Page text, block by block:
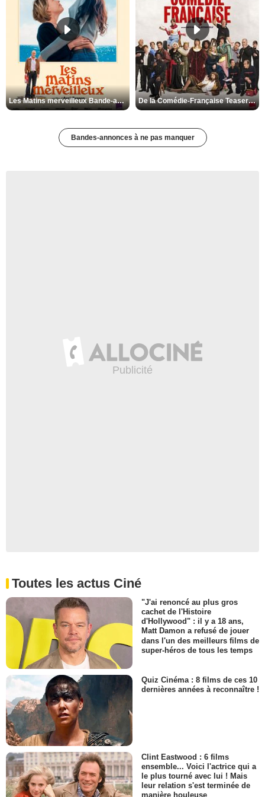
Les Matins merveilleux Bande-annonce VF De la Comédie-Française Teaser VF
Bandes-annonces à ne pas manquer
Toutes les actus Ciné
"J'ai renoncé au plus gros
cachet de l'Histoire
d'Hollywood" : il y a 18 ans,
Matt Damon a refusé de jouer
dans l'un des meilleurs films de
super-héros de tous les temps
Quiz Cinéma : 8 films de ces 10
dernières années à reconnaître !
Clint Eastwood : 6 films
ensemble... Voici l'actrice qui a
le plus tourné avec lui ! Mais
leur relation s'est terminée de
manière houleuse